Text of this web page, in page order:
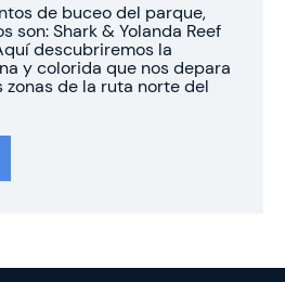
de buceo del parque,
son: Shark & Yolanda Reef
descubriremos la
y colorida que nos depara
zonas de la ruta norte del